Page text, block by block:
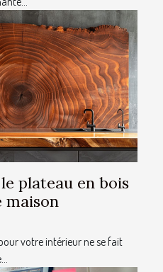
plateau en bois
votre intérieur ne se fait